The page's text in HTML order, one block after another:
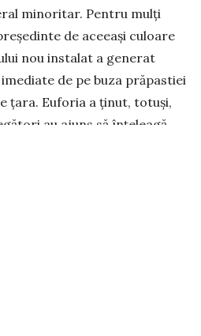
minoritar. Pentru mulți
de aceeași culoare
nou instalat a generat
de pe buza prăpastiei
țara. Euforia a ținut, totuși,
au ajuns să înțeleagă